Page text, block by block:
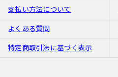
支払い方法について
よくある質問
特定商取引法に基づく表示